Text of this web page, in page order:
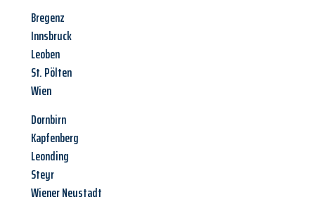
Bregenz
Innsbruck
Leoben
St. Pölten
Wien
Dornbirn
Kapfenberg
Leonding
Steyr
Wiener Neustadt